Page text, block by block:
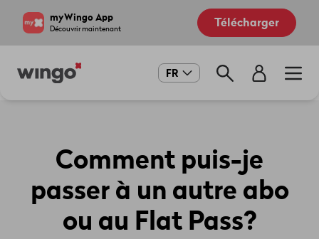
myWingo App
Découvrir maintenant Télécharger
Main
FR
Comment puis-je
passer à un autre abo
ou au Flat Pass?